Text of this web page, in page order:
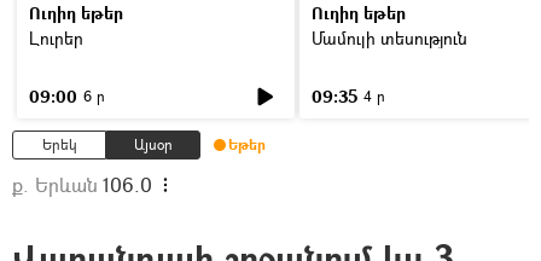
Ուղիղ եթեր
Լուրեր
09:00 6 ր
Ուղիղ եթեր
Մամուլի տեսություն
09:35 4 ր
Երեկ Այսօր Եթեր
ք. Երևան 106.0